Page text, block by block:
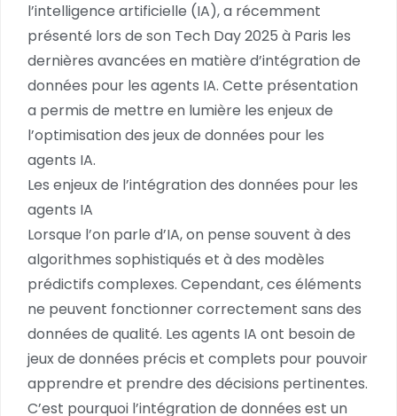
l’intelligence artificielle (IA), a récemment
présenté lors de son Tech Day 2025 à Paris les
dernières avancées en matière d’intégration de
données pour les agents IA. Cette présentation
a permis de mettre en lumière les enjeux de
l’optimisation des jeux de données pour les
agents IA.
Les enjeux de l’intégration des données pour les
agents IA
Lorsque l’on parle d’IA, on pense souvent à des
algorithmes sophistiqués et à des modèles
prédictifs complexes. Cependant, ces éléments
ne peuvent fonctionner correctement sans des
données de qualité. Les agents IA ont besoin de
jeux de données précis et complets pour pouvoir
apprendre et prendre des décisions pertinentes.
C’est pourquoi l’intégration de données est un